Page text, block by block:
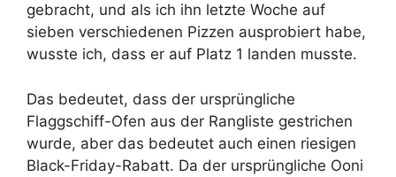
gebracht, und als ich ihn letzte Woche auf
sieben verschiedenen Pizzen ausprobiert habe,
wusste ich, dass er auf Platz 1 landen musste.
Das bedeutet, dass der ursprüngliche
Flaggschiff-Ofen aus der Rangliste gestrichen
wurde, aber das bedeutet auch einen riesigen
Black-Friday-Rabatt. Da der ursprüngliche Ooni